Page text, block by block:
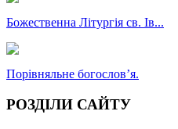
Божественна Літургія св. Ів...
Порівняльне богословʼя.
РОЗДІЛИ САЙТУ